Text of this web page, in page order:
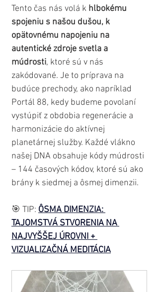
Tento čas nás volá k hlbokému
spojeniu s našou dušou, k
opätovnému napojeniu na
autentické zdroje svetla a
múdrosti, ktoré sú v nás
zakódované. Je to príprava na
budúce prechody, ako napríklad
Portál 88, kedy budeme povolaní
vystúpiť z obdobia regenerácie a
harmonizácie do aktívnej
planetárnej služby. Každé vlákno
našej DNA obsahuje kódy múdrosti
– 144 časových kódov, ktoré sú ako
brány k siedmej a ôsmej dimenzii.
🎯 TIP: ÔSMA DIMENZIA:
TAJOMSTVÁ STVORENIA NA
NAJVYŠŠEJ ÚROVNI +
VIZUALIZAČNÁ MEDITÁCIA